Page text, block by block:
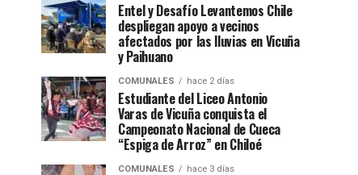
Entel y Desafío Levantemos Chile
despliegan apoyo a vecinos
afectados por las lluvias en Vicuña
y Paihuano
COMUNALES hace 2 días
Estudiante del Liceo Antonio
Varas de Vicuña conquista el
Campeonato Nacional de Cueca
“Espiga de Arroz” en Chiloé
COMUNALES hace 3 días